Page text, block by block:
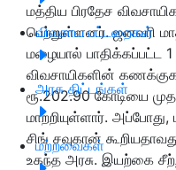
விவசாய பட்டறைகள்
அரசு திட்டங்கள்
மற்றவைகள்
மத்திய பிரதேச
பெற்றுள்ளனர். ஜனவரி
மழையால் பாதிக்கப்பட்ட
விவசாயிகளின்
ரூ.202.90 கோடியை
மாற்றியுள்ளார். அப்போது,
சிங் சவுகான்
உகந்த அரசு. இயற்கை